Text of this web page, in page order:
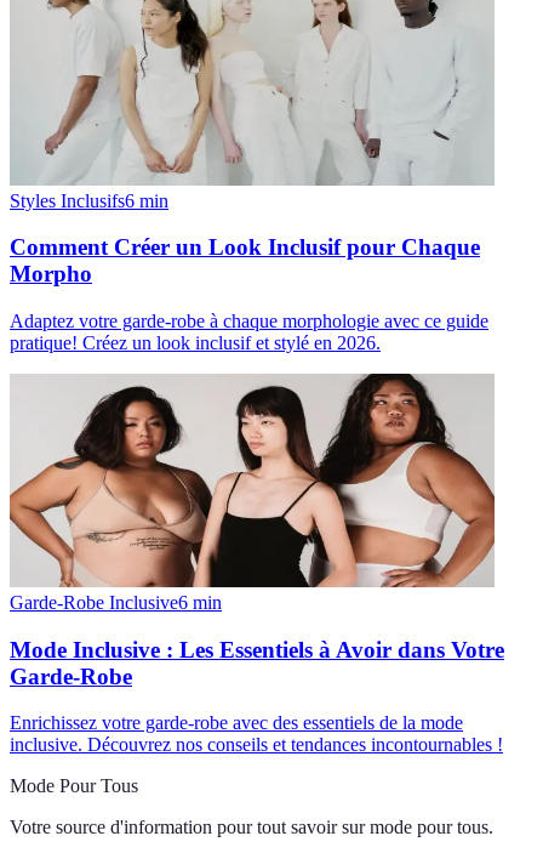
Styles Inclusifs6 min
Comment Créer un Look Inclusif pour Chaque
Morpho
Adaptez votre garde-robe à chaque morphologie avec ce guide
pratique! Créez un look inclusif et stylé en 2026.
Garde-Robe Inclusive6 min
Mode Inclusive : Les Essentiels à Avoir dans Votre
Garde-Robe
Enrichissez votre garde-robe avec des essentiels de la mode
inclusive. Découvrez nos conseils et tendances incontournables !
Mode Pour Tous
Votre source d'information pour tout savoir sur mode pour tous.